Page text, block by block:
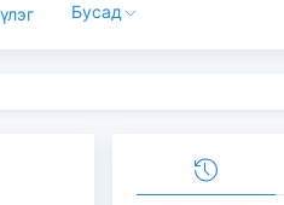
Бусад